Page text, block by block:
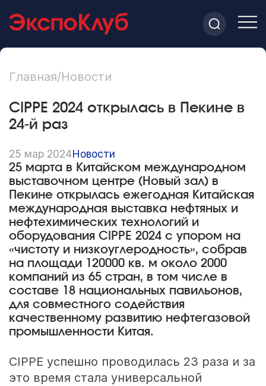
Главная/Новости
CIPPE 2024 открылась в Пекине в
24-й раз
25 мар 2024Новости
25 марта в Китайском международном
выставочном центре (Новый зал) в
Пекине открылась ежегодная Китайская
международная выставка нефтяных и
нефтехимических технологий и
оборудования CIPPE 2024 с упором на
«чистоту и низкоуглеродность», собрав
на площади 120000 кв. м около 2000
компаний из 65 стран, в том числе в
составе 18 национальных павильонов,
для совместного содействия
качественному развитию нефтегазовой
промышленности Китая.
CIPPE успешно проводилась 23 раза и за
это время стала универсальной